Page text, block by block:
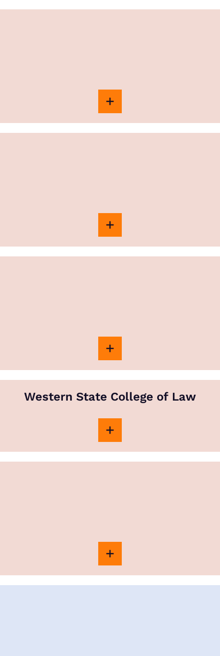
Western State College of Law